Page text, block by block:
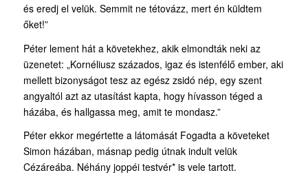
és eredj el velük. Semmit ne tétovázz, mert én küldtem
őket!”
Péter lement hát a követekhez, akik elmondták neki az
üzenetet: „Kornéliusz százados, igaz és istenfélő ember, aki
mellett bizonyságot tesz az egész zsidó nép, egy szent
angyaltól azt az utasítást kapta, hogy hívasson téged a
házába, és hallgassa meg, amit te mondasz.”
Péter ekkor megértette a látomását Fogadta a követeket
Simon házában, másnap pedig útnak indult velük
Cézáreába. Néhány joppéi testvér* is vele tartott.